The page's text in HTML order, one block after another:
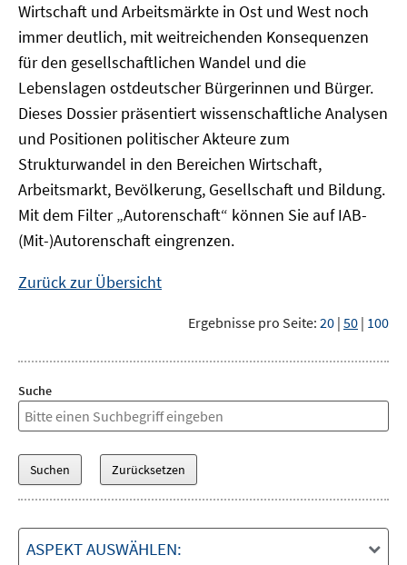
Wirtschaft und Arbeitsmärkte in Ost und West noch
immer deutlich, mit weitreichenden Konsequenzen
für den gesellschaftlichen Wandel und die
Lebenslagen ostdeutscher Bürgerinnen und Bürger.
Dieses Dossier präsentiert wissenschaftliche Analysen
und Positionen politischer Akteure zum
Strukturwandel in den Bereichen Wirtschaft,
Arbeitsmarkt, Bevölkerung, Gesellschaft und Bildung.
Mit dem Filter „Autorenschaft“ können Sie auf IAB-
(Mit-)Autorenschaft eingrenzen.
Zurück zur Übersicht
Ergebnisse pro Seite: 20 | 50 | 100
Suche
ASPEKT AUSWÄHLEN: